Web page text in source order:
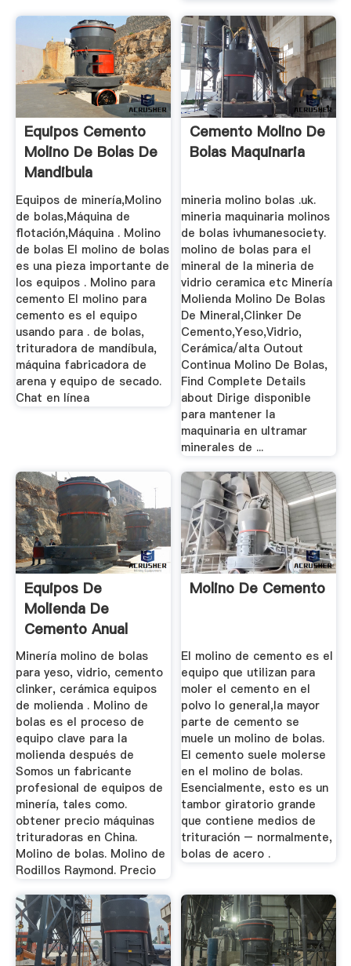
Equipos Cemento
Molino De Bolas De
Mandibula
Equipos de minería,Molino
de bolas,Máquina de
flotación,Máquina . Molino
de bolas El molino de bolas
es una pieza importante de
los equipos . Molino para
cemento El molino para
cemento es el equipo
usando para . de bolas,
trituradora de mandíbula,
máquina fabricadora de
arena y equipo de secado.
Chat en línea
Cemento Molino De
Bolas Maquinaria
mineria molino bolas .uk.
mineria maquinaria molinos
de bolas ivhumanesociety.
molino de bolas para el
mineral de la mineria de
vidrio ceramica etc Minería
Molienda Molino De Bolas
De Mineral,Clinker De
Cemento,Yeso,Vidrio,
Cerámica/alta Outout
Continua Molino De Bolas,
Find Complete Details
about Dirige disponible
para mantener la
maquinaria en ultramar
minerales de ...
Equipos De
Molienda De
Cemento Anual
Minería molino de bolas
para yeso, vidrio, cemento
clinker, cerámica equipos
de molienda . Molino de
bolas es el proceso de
equipo clave para la
molienda después de
Somos un fabricante
profesional de equipos de
minería, tales como.
obtener precio máquinas
trituradoras en China.
Molino de bolas. Molino de
Rodillos Raymond. Precio
Molino De Cemento
El molino de cemento es el
equipo que utilizan para
moler el cemento en el
polvo lo general,la mayor
parte de cemento se
muele un molino de bolas.
El cemento suele molerse
en el molino de bolas.
Esencialmente, esto es un
tambor giratorio grande
que contiene medios de
trituración – normalmente,
bolas de acero .